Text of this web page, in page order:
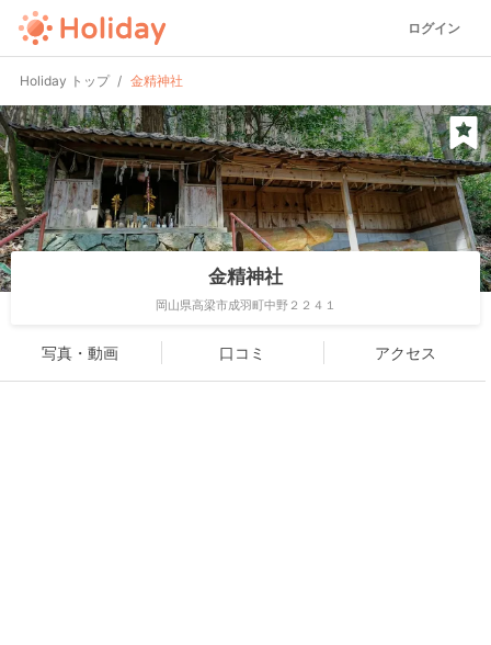
ログイン
Holiday トップ 金精神社
金精神社
岡山県高梁市成羽町中野２２４１
写真・動画 口コミ アクセス